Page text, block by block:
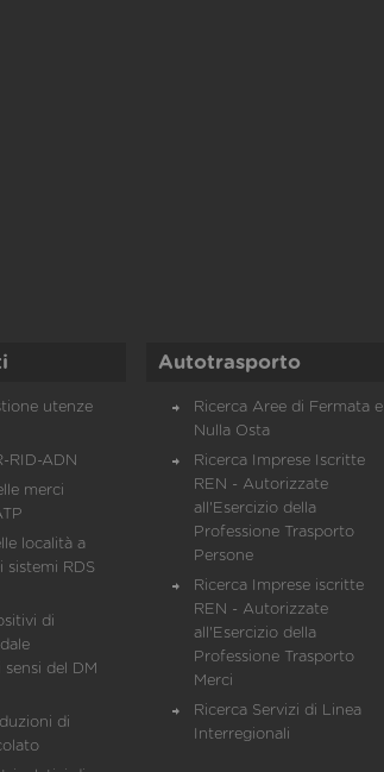
utenze
RID-ADN
merci
località a
sistemi RDS
di
del DM
di
Autotrasporto
Ricerca Aree di Fermata e
Nulla Osta
Ricerca Imprese Iscritte
REN - Autorizzate
all'Esercizio della
Professione Trasporto
Persone
Ricerca Imprese iscritte
REN - Autorizzate
all'Esercizio della
Professione Trasporto
Merci
Ricerca Servizi di Linea
Interregionali